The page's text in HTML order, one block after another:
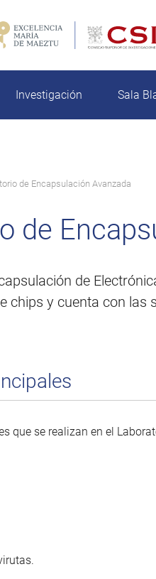
Investigación Sala
de Encapsulación Avanzada
de
de
chips y cuenta con las
que se realizan en el